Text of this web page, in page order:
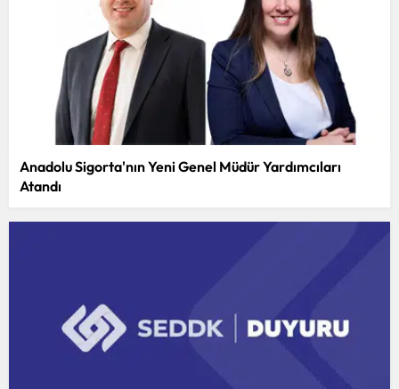
Anadolu Sigorta'nın Yeni Genel Müdür Yardımcıları
Atandı